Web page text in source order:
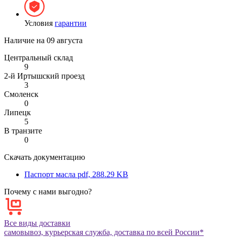
Условия гарантии
Наличие на 09 августа
Центральный склад
9
2-й Иртышский проезд
3
Смоленск
0
Липецк
5
В транзите
0
Скачать документацию
Паспорт масла pdf, 288.29 KB
Почему с нами выгодно?
Все виды доставки
самовывоз, курьерская служба, доставка по всей России*